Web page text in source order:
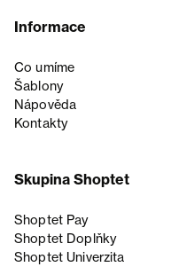
Informace
Co umíme
Šablony
Nápověda
Kontakty
Skupina Shoptet
Shoptet Pay
Shoptet Doplňky
Shoptet Univerzita